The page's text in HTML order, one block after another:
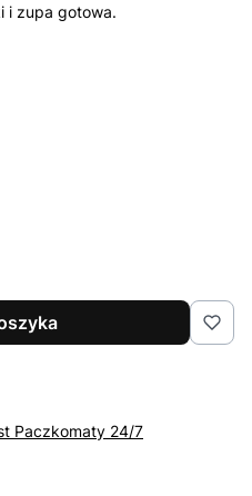
i zupa gotowa.
Paczkomaty 24/7